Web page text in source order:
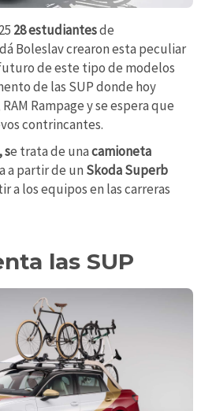
28 estudiantesde
Boleslav crearon esta peculiar
de este tipo de modelos
de las SUP donde hoy
Rampage y se espera que
contrincantes.
se trata de unacamioneta
a partir de un Skoda Superb
a los equipos en las carreras
las SUP